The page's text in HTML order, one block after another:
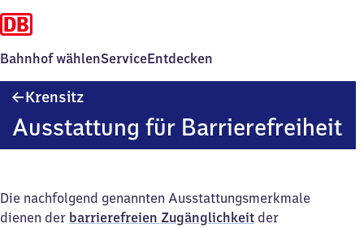
Bahnhof wählenServiceEntdecken
Krensitz
Ausstattung für Barrierefreiheit
Die nachfolgend genannten Ausstattungsmerkmale
dienen der barrierefreien Zugänglichkeit der